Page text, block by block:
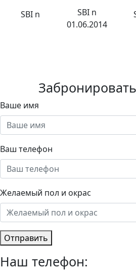
SBI n
SBI n
01.06.2014
Ваше имя
Ваш телефон
Желаемый пол и окрас
Отправить
Наш телефон: